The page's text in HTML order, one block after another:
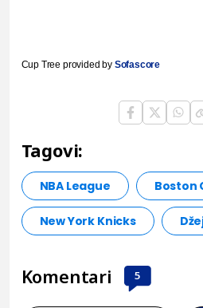
Cup Tree provided by Sofascore
Tagovi:
NBA League Boston
New York Knicks
Komentari 5